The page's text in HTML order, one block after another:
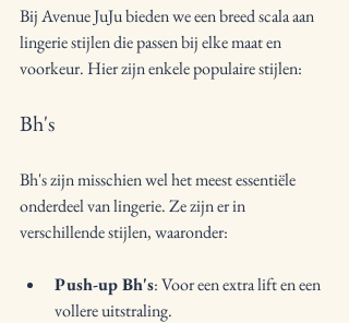
Bij Avenue JuJu bieden we een breed scala aan
lingerie stijlen die passen bij elke maat en
voorkeur. Hier zijn enkele populaire stijlen:
Bh's
Bh's zijn misschien wel het meest essentiële
onderdeel van lingerie. Ze zijn er in
verschillende stijlen, waaronder:
Push-up Bh's: Voor een extra lift en een
vollere uitstraling.